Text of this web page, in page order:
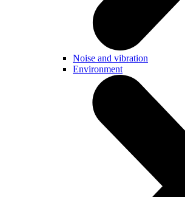
Noise and vibration
Environment